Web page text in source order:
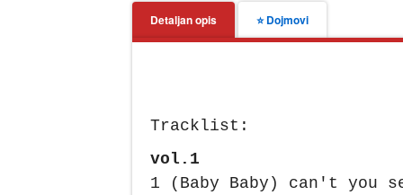
Detaljan opis ⭐ Dojmovi
Tracklist:
vol.1
1 (Baby Baby) can't you